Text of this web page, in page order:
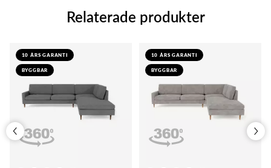
Relaterade produkter
10 ÅRS GARANTI
BYGGBAR
10 ÅRS GARANTI
BYGGBAR